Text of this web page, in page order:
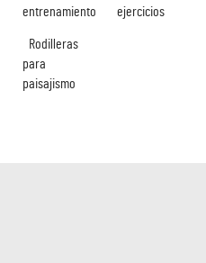
entrenamiento
ejercicios
Rodilleras
para
paisajismo